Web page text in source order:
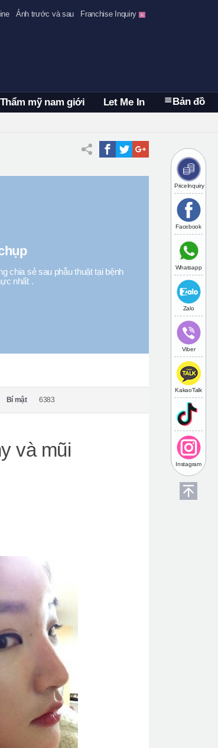
Ảnh trước và sau Franchise Inquiry
Thẩm mỹ nam giới Let Me In Bản đồ
PriceInquiry
Facebook
Whatsapp
Zalo
Viber
KakaoTalk
Instagram
chia sẻ sau phẫu thuật tại bệnh
nhất .
Bí mật 6383
và mũi